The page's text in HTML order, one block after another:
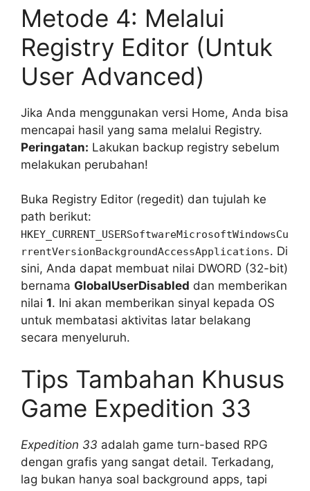
Metode 4: Melalui
Registry Editor (Untuk
User Advanced)
Jika Anda menggunakan versi Home, Anda bisa
mencapai hasil yang sama melalui Registry.
Peringatan: Lakukan backup registry sebelum
melakukan perubahan!
Buka Registry Editor (regedit) dan tujulah ke
path berikut:
HKEY_CURRENT_USERSoftwareMicrosoftWindowsCu
rrentVersionBackgroundAccessApplications. Di
sini, Anda dapat membuat nilai DWORD (32-bit)
bernama GlobalUserDisabled dan memberikan
nilai 1. Ini akan memberikan sinyal kepada OS
untuk membatasi aktivitas latar belakang
secara menyeluruh.
Tips Tambahan Khusus
Game Expedition 33
Expedition 33 adalah game turn-based RPG
dengan grafis yang sangat detail. Terkadang,
lag bukan hanya soal background apps, tapi